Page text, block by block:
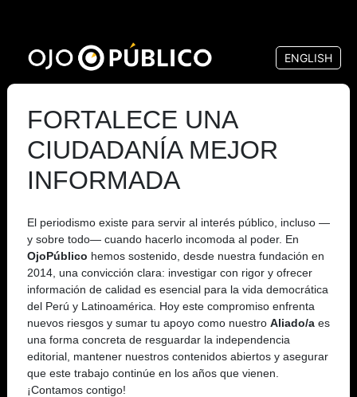
contenido
principal
ENGLISH
FORTALECE UNA
CIUDADANÍA MEJOR
INFORMADA
El periodismo existe para servir al interés público, incluso —
y sobre todo— cuando hacerlo incomoda al poder. En
OjoPúblico hemos sostenido, desde nuestra fundación en
2014, una convicción clara: investigar con rigor y ofrecer
información de calidad es esencial para la vida democrática
del Perú y Latinoamérica. Hoy este compromiso enfrenta
nuevos riesgos y sumar tu apoyo como nuestro Aliado/a es
una forma concreta de resguardar la independencia
editorial, mantener nuestros contenidos abiertos y asegurar
que este trabajo continúe en los años que vienen.
¡Contamos contigo!